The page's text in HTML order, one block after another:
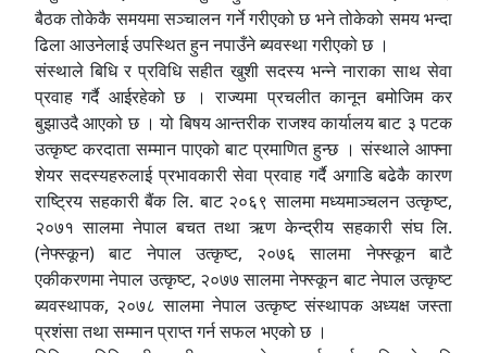
बैठक तोकेकै समयमा सञ्चालन गर्ने गरीएको छ भने तोकेको समय भन्दा
ढिला आउनेलाई उपस्थित हुन नपाउँने ब्यवस्था गरीएको छ ।
संस्थाले बिधि र प्रविधि सहीत खुशी सदस्य भन्ने नाराका साथ सेवा
प्रवाह गर्दै आईरहेको छ । राज्यमा प्रचलीत कानून बमोजिम कर
बुझाउदै आएको छ । यो बिषय आन्तरीक राजश्व कार्यालय बाट ३ पटक
उत्कृष्ट करदाता सम्मान पाएको बाट प्रमाणित हुन्छ । संस्थाले आफ्ना
शेयर सदस्यहरुलाई प्रभावकारी सेवा प्रवाह गर्दै अगाडि बढेकै कारण
राष्ट्रिय सहकारी बैंक लि. बाट २०६९ सालमा मध्यमाञ्चलन उत्कृष्ट,
२०७१ सालमा नेपाल बचत तथा ऋण केन्द्रीय सहकारी संघ लि.
(नेफ्स्कून) बाट नेपाल उत्कृष्ट, २०७६ सालमा नेफ्स्कून बाटै
एकीकरणमा नेपाल उत्कृष्ट, २०७७ सालमा नेफ्स्कून बाट नेपाल उत्कृष्ट
ब्यवस्थापक, २०७८ सालमा नेपाल उत्कृष्ट संस्थापक अध्यक्ष जस्ता
प्रशंसा तथा सम्मान प्राप्त गर्न सफल भएको छ ।